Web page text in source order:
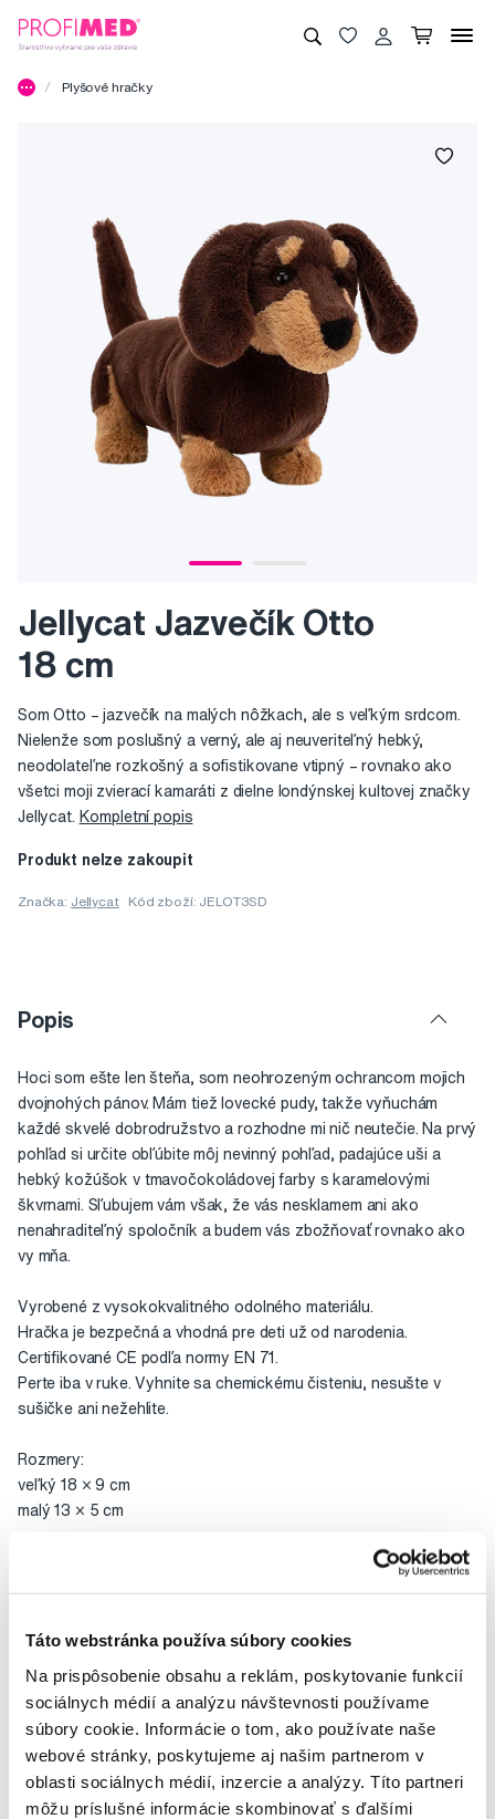
Táto webstránka používa súbory cookies
Na prispôsobenie obsahu a reklám, poskytovanie funkcií
sociálnych médií a analýzu návštevnosti používame
súbory cookie. Informácie o tom, ako používate naše
webové stránky, poskytujeme aj našim partnerom v
oblasti sociálnych médií, inzercie a analýzy. Títo partneri
môžu príslušné informácie skombinovať s ďalšími
Plyšové hračky
Jellycat Jazvečík Otto
18 cm
Som Otto – jazvečík na malých nôžkach, ale s veľkým srdcom.
Nielenže som poslušný a verný, ale aj neuveriteľný hebký,
neodolateľne rozkošný a sofistikovane vtipný – rovnako ako
všetci moji zvierací kamaráti z dielne londýnskej kultovej značky
Jellycat. Kompletní popis
Produkt nelze zakoupit
Značka: Jellycat Kód zboží: JELOT3SD
Popis
Hoci som ešte len šteňa, som neohrozeným ochrancom mojich
dvojnohých pánov. Mám tiež lovecké pudy, takže vyňuchám
každé skvelé dobrodružstvo a rozhodne mi nič neutečie. Na prvý
pohľad si určite obľúbite môj nevinný pohľad, padajúce uši a
hebký kožúšok v tmavočokoládovej farby s karamelovými
škvrnami. Sľubujem vám však, že vás nesklamem ani ako
nenahraditeľný spoločník a budem vás zbožňovať rovnako ako
vy mňa.
Vyrobené z vysokokvalitného odolného materiálu.
Hračka je bezpečná a vhodná pre deti už od narodenia.
Certifikované CE podľa normy EN 71.
Perte iba v ruke. Vyhnite sa chemickému čisteniu, nesušte v
sušičke ani nežehlite.
Rozmery:
veľký 18 × 9 cm
malý 13 × 5 cm
Potřebujete poradit?
Napište našim odborníkům